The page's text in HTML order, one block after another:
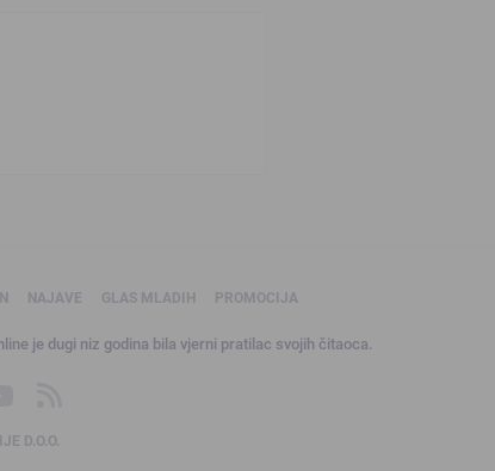
NAJAVE GLAS MLADIH PROMOCIJA
je dugi niz godina bila vjerni pratilac svojih čitaoca.
D.O.O.